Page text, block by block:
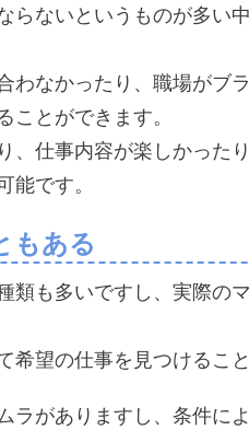
らないというものが多い
なかったり、職場がブ
とができます。
、仕事内容が楽しかった
です。
もある
類も多いですし、実際の
望の仕事を見つけるこ
ラがありますし、条件に